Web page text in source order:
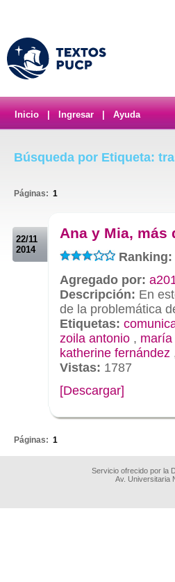
Inicio Ingresar Ayuda
Búsqueda por Etiqueta:
Páginas: 1
22/11
2014
Ana y Mia, más
Ranking:
Agregado por:
Descripción: En
de la problemática
Etiquetas:
zoila antonio ,
katherine fernández
Vistas: 1787
[Descargar]
Páginas: 1
Servicio ofrecido por la
Av. Universitaria